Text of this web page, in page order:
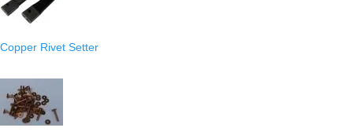
Copper Rivet Setter